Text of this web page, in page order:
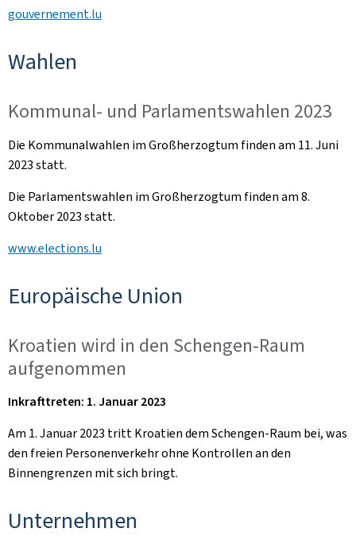
gouvernement.lu
Wahlen
Kommunal- und Parlamentswahlen 2023
Die Kommunalwahlen im Großherzogtum finden am 11. Juni
2023 statt.
Die Parlamentswahlen im Großherzogtum finden am 8.
Oktober 2023 statt.
www.elections.lu
Europäische Union
Kroatien wird in den Schengen-Raum
aufgenommen
Inkrafttreten: 1. Januar 2023
Am 1. Januar 2023 tritt Kroatien dem Schengen-Raum bei, was
den freien Personenverkehr ohne Kontrollen an den
Binnengrenzen mit sich bringt.
Unternehmen